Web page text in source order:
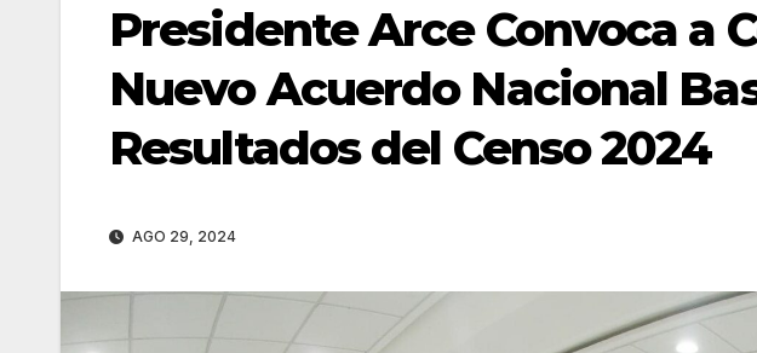
Presidente Arce Convoca a
Nuevo Acuerdo Nacional
Resultados del Censo 2024
AGO 29, 2024